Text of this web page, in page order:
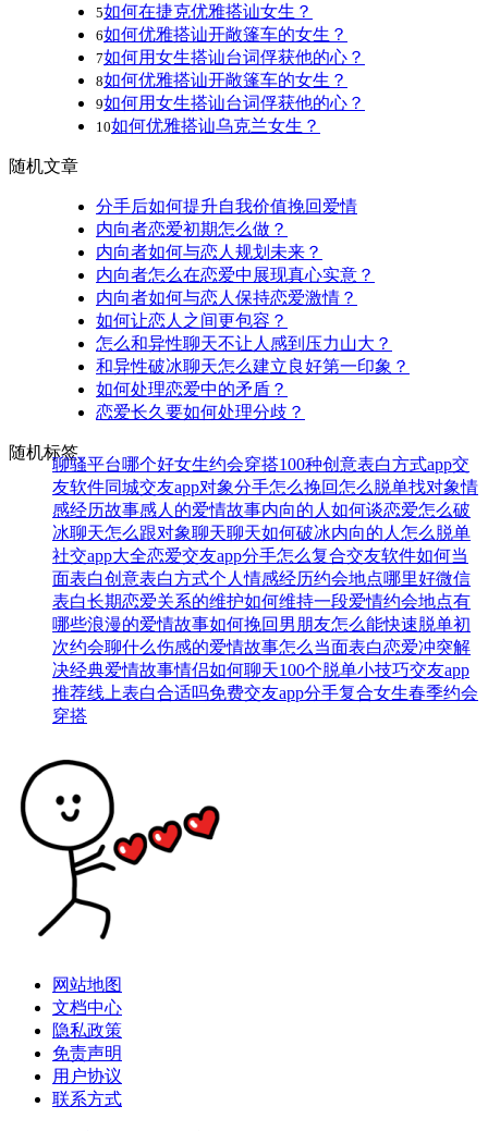
5如何在捷克优雅搭讪女生？
6如何优雅搭讪开敞篷车的女生？
7如何用女生搭讪台词俘获他的心？
8如何优雅搭讪开敞篷车的女生？
9如何用女生搭讪台词俘获他的心？
10如何优雅搭讪乌克兰女生？
随机文章
分手后如何提升自我价值挽回爱情
内向者恋爱初期怎么做？
内向者如何与恋人规划未来？
内向者怎么在恋爱中展现真心实意？
内向者如何与恋人保持恋爱激情？
如何让恋人之间更包容？
怎么和异性聊天不让人感到压力山大？
和异性破冰聊天怎么建立良好第一印象？
如何处理恋爱中的矛盾？
恋爱长久要如何处理分歧？
随机标签
聊骚平台哪个好女生约会穿搭100种创意表白方式app交
友软件同城交友app对象分手怎么挽回怎么脱单找对象情
感经历故事感人的爱情故事内向的人如何谈恋爱怎么破
冰聊天怎么跟对象聊天聊天如何破冰内向的人怎么脱单
社交app大全恋爱交友app分手怎么复合交友软件如何当
面表白创意表白方式个人情感经历约会地点哪里好微信
表白长期恋爱关系的维护如何维持一段爱情约会地点有
哪些浪漫的爱情故事如何挽回男朋友怎么能快速脱单初
次约会聊什么伤感的爱情故事怎么当面表白恋爱冲突解
决经典爱情故事情侣如何聊天100个脱单小技巧交友app
推荐线上表白合适吗免费交友app分手复合女生春季约会
穿搭
网站地图
文档中心
隐私政策
免责声明
用户协议
联系方式